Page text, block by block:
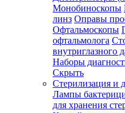
Монобиноскопы
линз Оправы
Офтальмоскопы
офтальмолога
внутриглазного
Наборы
Скрыть
Стерилизация и
Лампы
для хранения